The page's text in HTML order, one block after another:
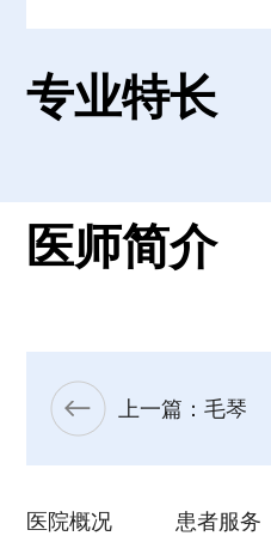
专业特长
医师简介
上一篇：毛琴
医院概况 患者服务